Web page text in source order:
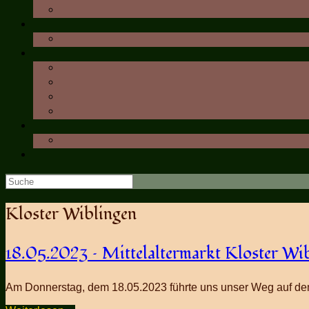
Suche
Kloster Wiblingen
18.05.2023 – Mittelaltermarkt Kloster
Am Donnerstag, dem 18.05.2023 führte uns unser Weg auf